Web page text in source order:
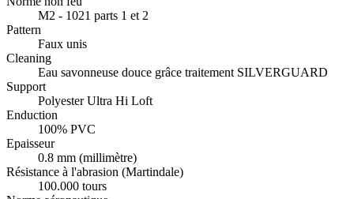
M2 - 1021 parts 1 et 2
Pattern
Faux unis
Cleaning
Eau savonneuse douce grâce traitement SILVERGUARD
Support
Polyester Ultra Hi Loft
Enduction
100% PVC
Epaisseur
0.8 mm (millimètre)
Résistance à l'abrasion (Martindale)
100.000 tours